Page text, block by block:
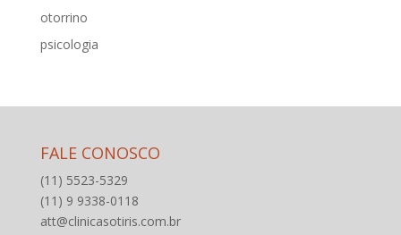
otorrino
psicologia
FALE CONOSCO
(11) 5523-5329
(11) 9 9338-0118
att@clinicasotiris.com.br